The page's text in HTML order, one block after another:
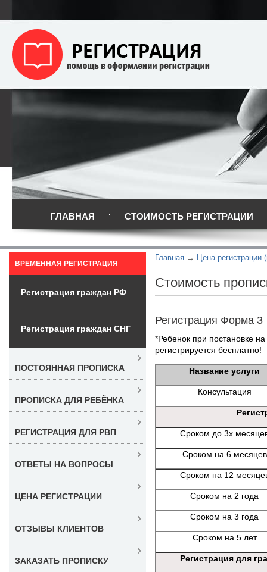
ГЛАВНАЯ СТОИМОСТЬ РЕГИСТРАЦИИ
Главная Цена регистрации
Стоимость
Регистрация Форма 3
*Ребенок при постановке
регистрируется бесплатно!
Название услуги
Консультация
Сроком до 3х
Сроком на 6 месяцев
Сроком на 12
Сроком на 2 года
Сроком на 3 года
Сроком на 5 лет
Регистрация для
ВРЕМЕННАЯ РЕГИСТРАЦИЯ
Регистрация граждан РФ
Регистрация граждан СНГ
ПОСТОЯННАЯ ПРОПИСКА
ПРОПИСКА ДЛЯ РЕБЁНКА
РЕГИСТРАЦИЯ ДЛЯ РВП
ОТВЕТЫ НА ВОПРОСЫ
ЦЕНА РЕГИСТРАЦИИ
ОТЗЫВЫ КЛИЕНТОВ
ЗАКАЗАТЬ ПРОПИСКУ